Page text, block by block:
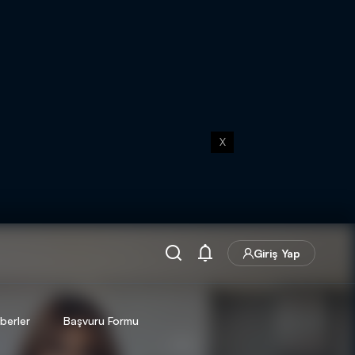
X
Giriş Yap
Başvuru Formu